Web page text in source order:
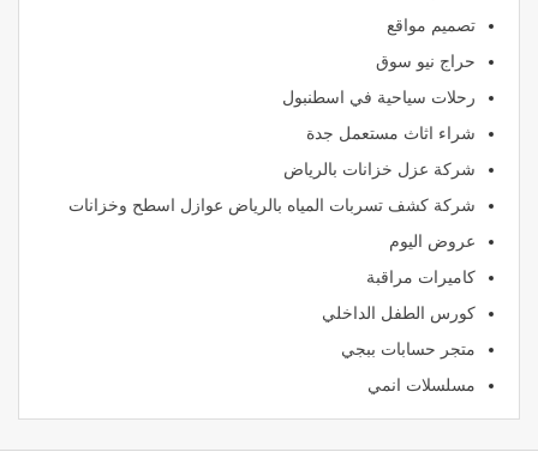
تصميم مواقع
حراج نيو سوق
رحلات سياحية في اسطنبول
شراء اثاث مستعمل جدة
شركة عزل خزانات بالرياض
شركة كشف تسربات المياه بالرياض عوازل اسطح وخزانات
عروض اليوم
كاميرات مراقبة
كورس الطفل الداخلي
متجر حسابات ببجي
مسلسلات انمي